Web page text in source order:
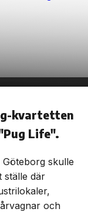
kvartetten
Life".
skulle
ställe där
och